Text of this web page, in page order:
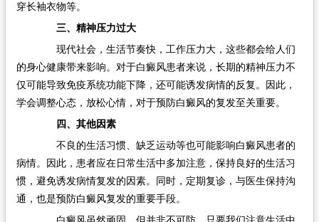
穿长袖衣物等。
三、精神压力过大
现代社会，生活节奏快，工作压力大，这些都会给人们
的身心健康带来影响。对于白癜风患者来说，长期的精神压力不
仅可能导致免疫系统功能下降，还可能诱发病情的反复。因此，
学会调整心态，放松心情，对于预防白癜风的复发至关重要。
四、其他因素
不良的生活习惯、缺乏运动等也可能影响白癜风患者的
病情。因此，患者应在日常生活中多加注意，保持良好的生活习
惯，避免诱发病情复发的因素。同时，定期复诊，与医生保持沟
通，也是预防白癜风复发的重要手段。